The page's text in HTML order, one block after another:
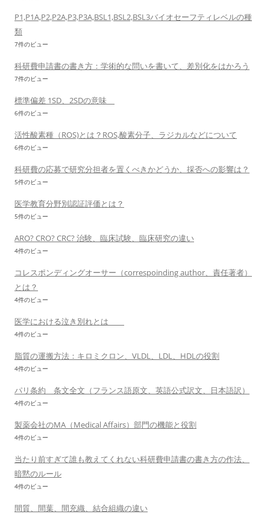
P1,P1A,P2,P2A,P3,P3A,BSL1,BSL2,BSL3バイオセーフティレベルの種
類
7件のビュー
科研費申請書の書き方：学術的な問いを書いて、差別化をはかろう
7件のビュー
標準偏差 1SD、2SDの意味
6件のビュー
活性酸素種（ROS)とは？ROS,酸素分子、ラジカルなどについて
6件のビュー
科研費の応募で研究分担者を置くべきかどうか、採否への影響は？
5件のビュー
医学教育分野別認証評価とは？
5件のビュー
ARO? CRO? CRC? 治験、臨床試験、臨床研究の違い
4件のビュー
コレスポンディングオーサー（correspoinding author、責任著者）
とは？
4件のビュー
医学における泣き別れとは
4件のビュー
脂質の運搬方法：キロミクロン、VLDL、LDL、HDLの役割
4件のビュー
パリ条約 条文全文（フランス語原文、英語公式訳文、日本語訳）
4件のビュー
製薬会社のMA（Medical Affairs）部門の機能と役割
4件のビュー
当たり前すぎて誰も教えてくれない科研費申請書の書き方の作法、
暗黙のルール
4件のビュー
間質、間葉、間充織、結合組織の違い